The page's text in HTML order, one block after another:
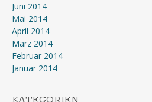
Juni 2014
Mai 2014
April 2014
März 2014
Februar 2014
Januar 2014